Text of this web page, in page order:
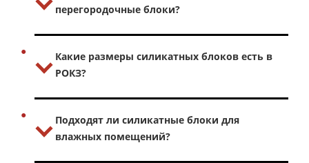
перегородочные блоки?
Какие размеры силикатных блоков есть в
РОКЗ?
Подходят ли силикатные блоки для
влажных помещений?